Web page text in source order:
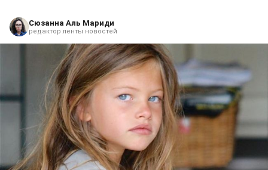
Сюзанна Аль Мариди
редактор ленты новостей